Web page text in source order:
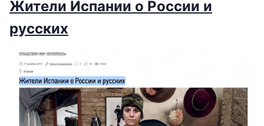
Жители Испании о России и
русских